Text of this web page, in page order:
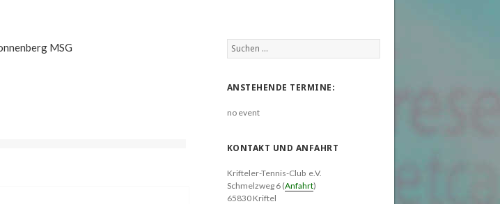
Suchen
nach:
ANSTEHENDE TERMINE:
no event
KONTAKT UND ANFAHRT
Krifteler-Tennis-Club e.V.
Schmelzweg 6 (Anfahrt)
65830 Kriftel
MSG